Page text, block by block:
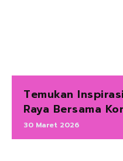
Temukan
Raya Bersama
30 Maret 2026